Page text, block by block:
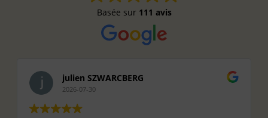
Basée sur 111 avis
julien SZWARCBERG
2026-07-30